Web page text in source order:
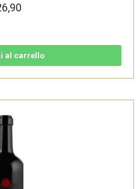
al carrello